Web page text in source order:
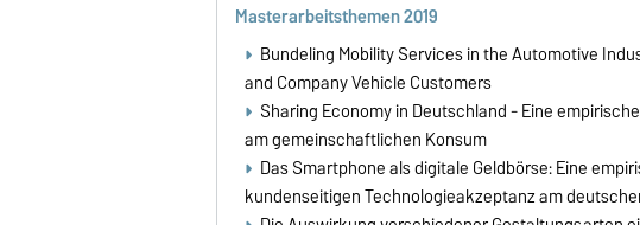
Masterarbeitsthemen 2019
Bundeling Mobility Services in the Automotive
and Company Vehicle Customers
Sharing Economy in Deutschland - Eine
am gemeinschaftlichen Konsum
Das Smartphone als digitale Geldbörse: Eine
kundenseitigen Technologieakzeptanz am